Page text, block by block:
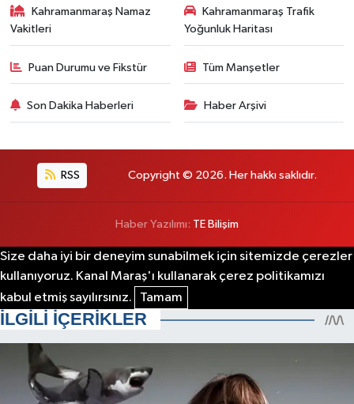
Kahramanmaraş Namaz
Vakitleri
Kahramanmaraş Trafik
Yoğunluk Haritası
Puan Durumu ve Fikstür Tüm Manşetler
Son Dakika Haberleri Haber Arşivi
RSS Copyright © 2026. Her hakkı saklıdır.
Haber Yazılımı: TE Bilişim
Size daha iyi bir deneyim sunabilmek için sitemizde çerezler
kullanıyoruz. Kanal Maraş'ı kullanarak çerez politikamızı
kabul etmiş sayılırsınız.
Tamam